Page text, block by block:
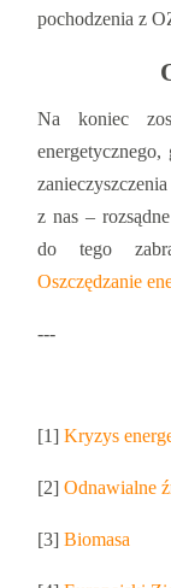
pochodzenia z
Na koniec
z nas ‒
do tego
Oszczędzanie
---
[1]Kryzys
[2]Odnawialne
[3]Biomasa